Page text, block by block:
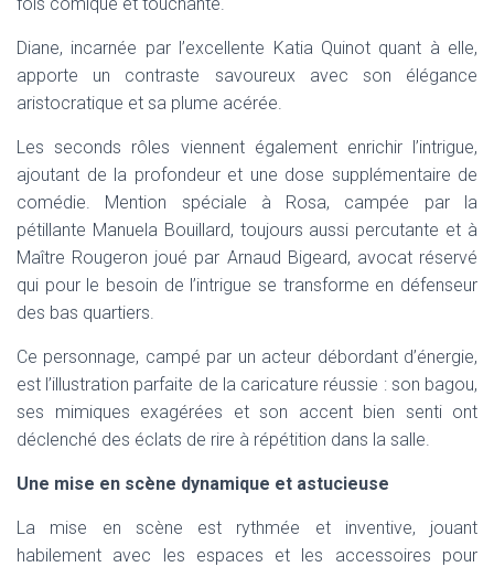
Diane, incarnée par l’excellente Katia Quinot quant à elle,
apporte un contraste savoureux avec son élégance
aristocratique et sa plume acérée.
Les seconds rôles viennent également enrichir l’intrigue,
ajoutant de la profondeur et une dose supplémentaire de
comédie. Mention spéciale à Rosa, campée par la
pétillante Manuela Bouillard, toujours aussi percutante et à
Maître Rougeron joué par Arnaud Bigeard, avocat réservé
qui pour le besoin de l’intrigue se transforme en défenseur
des bas quartiers.
Ce personnage, campé par un acteur débordant d’énergie,
est l’illustration parfaite de la caricature réussie : son bagou,
ses mimiques exagérées et son accent bien senti ont
déclenché des éclats de rire à répétition dans la salle.
Une mise en scène dynamique et astucieuse
La mise en scène est rythmée et inventive, jouant
habilement avec les espaces et les accessoires pour